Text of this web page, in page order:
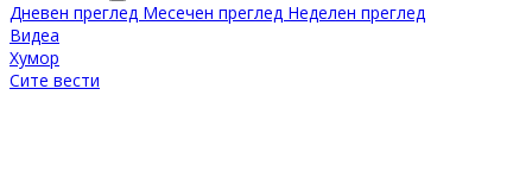
Дневен преглед Месечен преглед Неделен преглед
Видеа
Хумор
Сите вести